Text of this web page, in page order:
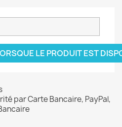
LE PRODUIT EST
par Carte Bancaire, PayPal,